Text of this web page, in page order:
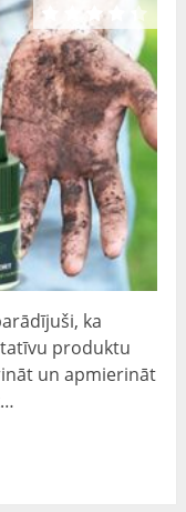
ka
produktu
un apmierināt